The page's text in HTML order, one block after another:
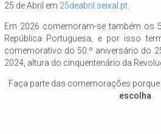
25 de Abril em 25deabril.seixal.pt
Em 2026 comemoram-se também os
República Portuguesa, e por isso
comemorativo do 50.º aniversário do
2024, altura do cinquentenário da
Faça parte das comemorações porque
escolha